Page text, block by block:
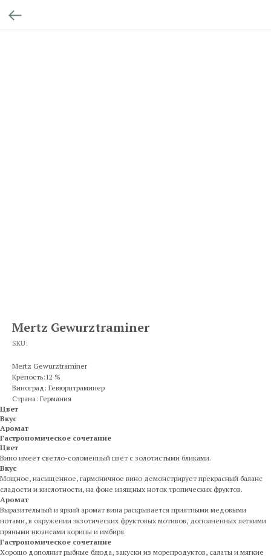
Mertz Gewurztraminer
SKU:
Mertz Gewurztraminer
Крепость:12 %
Виноград: Гевюрцтраминер
Страна: Германия
Цвет
Вкус
Аромат
Гастрономическое сочетание
Цвет
Вино имеет светло-соломенный цвет с золотистыми бликами.
Вкус
Мощное, насыщенное, гармоничное вино демонстрирует прекрасный баланс
сладости и кислотности, на фоне изящных ноток тропических фруктов.
Аромат
Выразительный и яркий аромат вина раскрывается приятными медовыми
нотами, в окружении экзотических фруктовых мотивов, дополненных легкими
пряными нюансами корицы и имбиря.
Гастрономическое сочетание
Хорошо дополнит рыбные блюда, закуски из морепродуктов, салаты и мягкие